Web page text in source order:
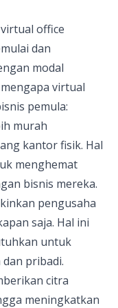
office
dan
modal
virtual
pemula:
murah
kantor fisik. Hal
menghemat
bisnis mereka.
pengusaha
saja. Hal ini
untuk
pribadi.
citra
meningkatkan